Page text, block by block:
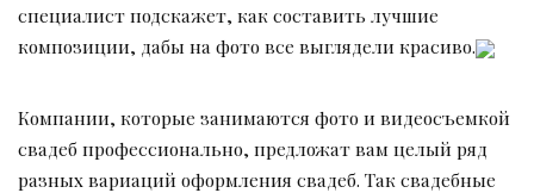
специалист подскажет, как составить лучшие
композиции, дабы на фото все выглядели красиво.
Компании, которые занимаются фото и видеосъемкой
свадеб профессионально, предложат вам целый ряд
разных вариаций оформления свадеб. Так свадебные